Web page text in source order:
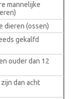
mannelijke
dieren (ossen)
gekalfd
ouder dan 12
dan acht